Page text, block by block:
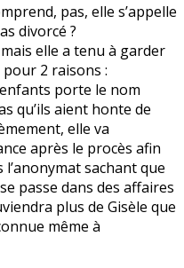
pas, elle s’appelle
divorcé ?
elle a tenu à garder
2 raisons :
porte le nom
qu’ils aient honte de
elle va
après le procès afin
sachant que
passe dans des affaires
plus de Gisèle que
même à